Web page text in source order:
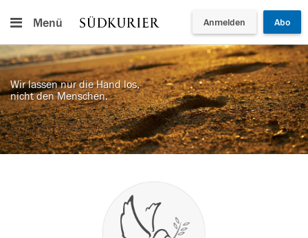
Menü Anmelden Abo
Wir lassen nur die Hand los,
nicht den Menschen.